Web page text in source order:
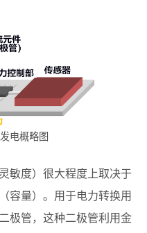
电概略图
敏度）很大程度上取决于
容量）。用于电力转换用
极管，这种二极管利用金